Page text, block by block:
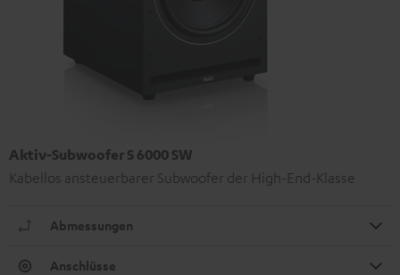
Aktiv-Subwoofer S 6000 SW
Kabellos ansteuerbarer Subwoofer der High-End-Klasse
Abmessungen
Anschlüsse